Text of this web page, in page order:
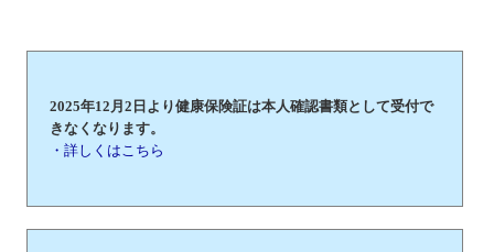
2025年12月2日より健康保険証は本人確認書類として受付で
きなくなります。
・詳しくはこちら